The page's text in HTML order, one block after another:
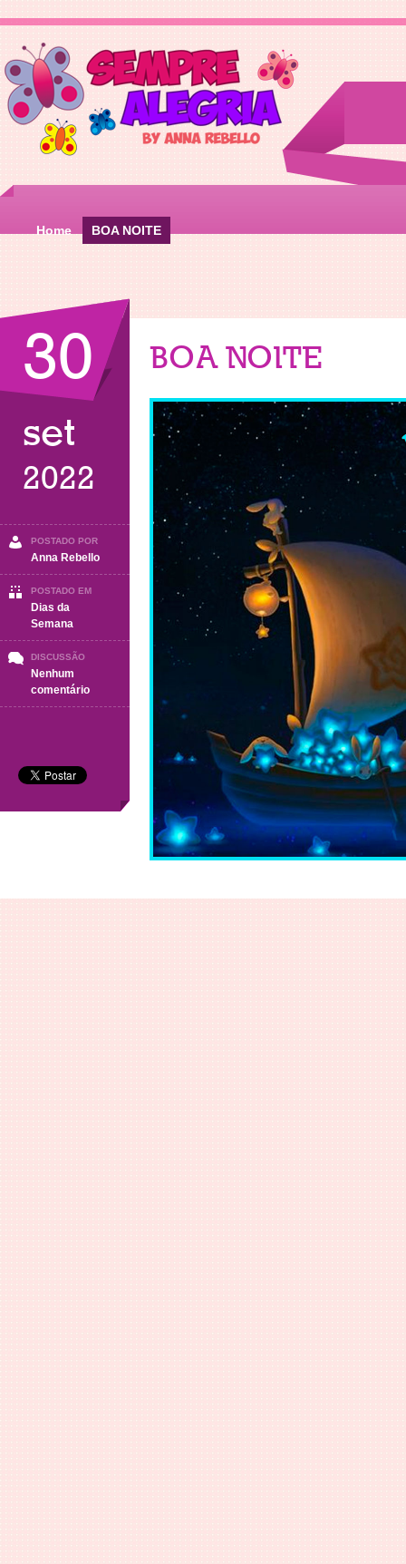
Home BOA NOITE
30
set
2022
POSTADO POR
Anna Rebello
POSTADO EM
Dias da
Semana
DISCUSSÃO
Nenhum
comentárioem
BOA
BOA NOITE